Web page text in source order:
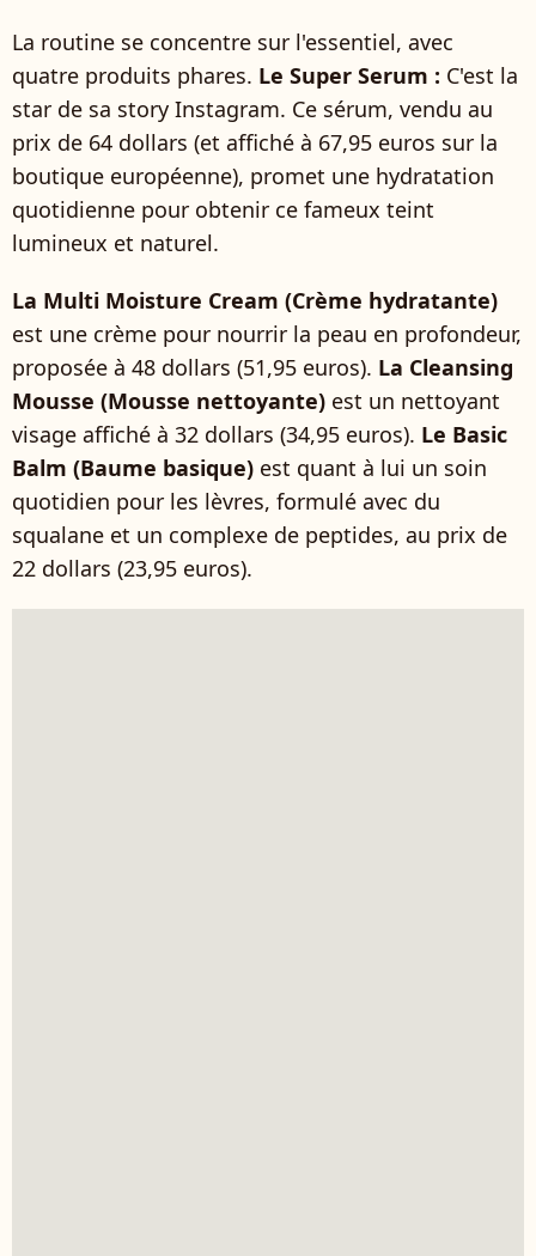
La routine se concentre sur l'essentiel, avec
quatre produits phares. Le Super Serum : C'est la
star de sa story Instagram. Ce sérum, vendu au
prix de 64 dollars (et affiché à 67,95 euros sur la
boutique européenne), promet une hydratation
quotidienne pour obtenir ce fameux teint
lumineux et naturel.
La Multi Moisture Cream (Crème hydratante)
est une crème pour nourrir la peau en profondeur,
proposée à 48 dollars (51,95 euros). La Cleansing
Mousse (Mousse nettoyante) est un nettoyant
visage affiché à 32 dollars (34,95 euros). Le Basic
Balm (Baume basique) est quant à lui un soin
quotidien pour les lèvres, formulé avec du
squalane et un complexe de peptides, au prix de
22 dollars (23,95 euros).